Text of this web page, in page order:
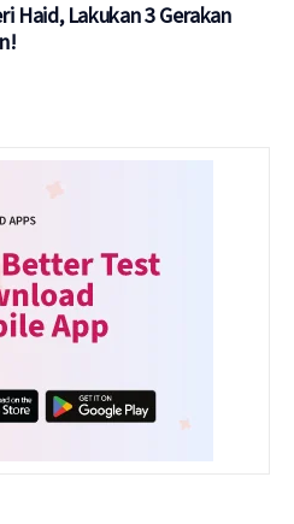
Haid, Lakukan 3 Gerakan